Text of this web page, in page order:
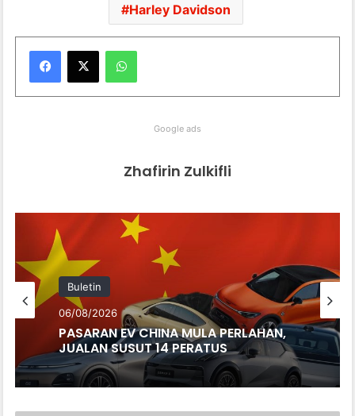
Harley Davidson
WhatsApp
Google ads
Zhafirin Zulkifli
Buletin
06/08/2026
PASARAN EV CHINA MULA PERLAHAN,
JUALAN SUSUT 14 PERATUS